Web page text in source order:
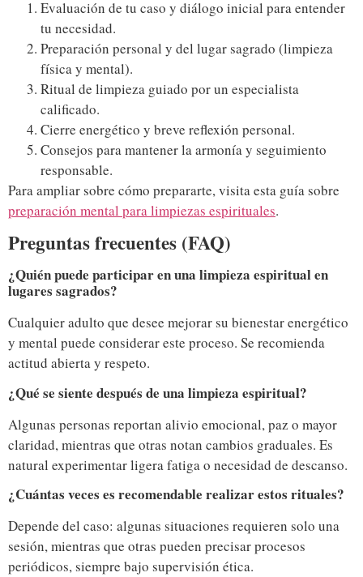
Evaluación de tu caso y diálogo inicial para entender
tu necesidad.
Preparación personal y del lugar sagrado (limpieza
física y mental).
Ritual de limpieza guiado por un especialista
calificado.
Cierre energético y breve reflexión personal.
Consejos para mantener la armonía y seguimiento
responsable.
Para ampliar sobre cómo prepararte, visita esta guía sobre
preparación mental para limpiezas espirituales.
Preguntas frecuentes (FAQ)
¿Quién puede participar en una limpieza espiritual en
lugares sagrados?
Cualquier adulto que desee mejorar su bienestar energético
y mental puede considerar este proceso. Se recomienda
actitud abierta y respeto.
¿Qué se siente después de una limpieza espiritual?
Algunas personas reportan alivio emocional, paz o mayor
claridad, mientras que otras notan cambios graduales. Es
natural experimentar ligera fatiga o necesidad de descanso.
¿Cuántas veces es recomendable realizar estos rituales?
Depende del caso: algunas situaciones requieren solo una
sesión, mientras que otras pueden precisar procesos
periódicos, siempre bajo supervisión ética.